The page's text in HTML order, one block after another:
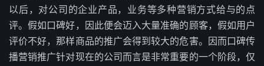
以后，对公司的企业产品，业务等多种营销方式给与的点
评。假如口碑好，因此便会迈入大量准确的顾客，假如用户
评价不好，那样商品的推广会得到较大的危害。因而口碑传
播营销推广针对现在的公司而言是非常重要的一个阶段，仅